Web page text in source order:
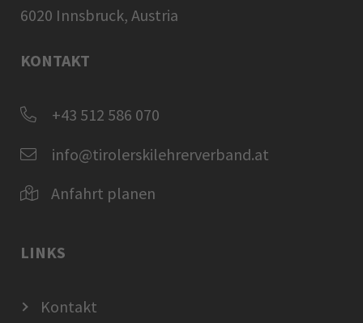
6020 Innsbruck, Austria
KONTAKT
+43 512 586 070
info@tirolerskilehrerverband.at
Anfahrt planen
LINKS
Kontakt